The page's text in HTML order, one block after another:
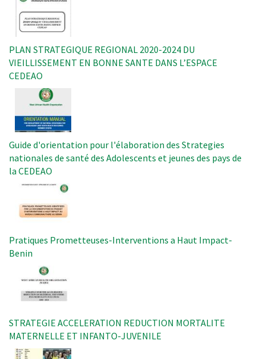
PLAN STRATEGIQUE REGIONAL 2020-2024 DU
VIEILLISSEMENT EN BONNE SANTE DANS L’ESPACE
CEDEAO
Guide d'orientation pour l'élaboration des Strategies
nationales de santé des Adolescents et jeunes des pays de
la CEDEAO
Image
Pratiques Prometteuses-Interventions a Haut Impact-
Benin
STRATEGIE ACCELERATION REDUCTION MORTALITE
MATERNELLE ET INFANTO-JUVENILE
Image